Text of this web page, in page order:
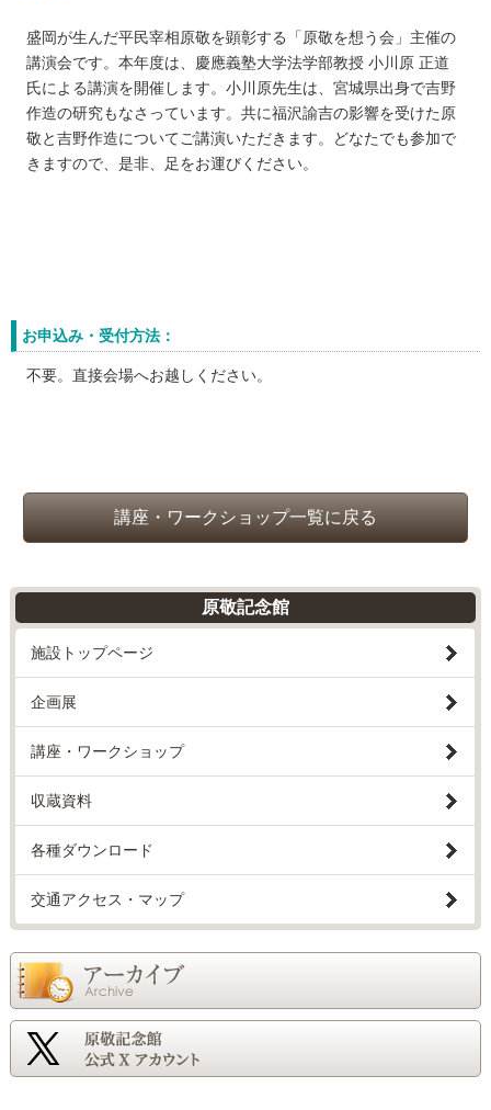
盛岡が生んだ平民宰相原敬を顕彰する「原敬を想う会」主催の
講演会です。本年度は、慶應義塾大学法学部教授 小川原 正道
氏による講演を開催します。小川原先生は、宮城県出身で吉野
作造の研究もなさっています。共に福沢諭吉の影響を受けた原
敬と吉野作造についてご講演いただきます。どなたでも参加で
きますので、是非、足をお運びください。
お申込み・受付方法：
不要。直接会場へお越しください。
講座・ワークショップ一覧に戻る
原敬記念館
施設トップページ
企画展
講座・ワークショップ
収蔵資料
各種ダウンロード
交通アクセス・マップ